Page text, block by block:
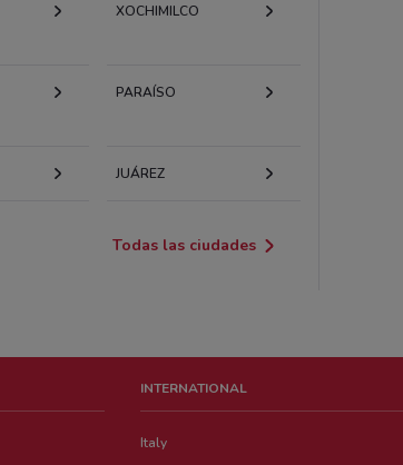
XOCHIMILCO
PARAÍSO
JUÁREZ
Todas las ciudades
INTERNATIONAL
Italy